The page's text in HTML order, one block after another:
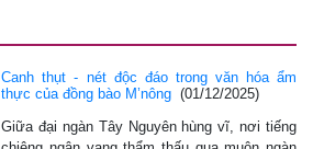
Canh thụt - nét độc đáo trong văn hóa ẩm
thực của đồng bào M’nông (01/12/2025)
Giữa đại ngàn Tây Nguyên hùng vĩ, nơi tiếng